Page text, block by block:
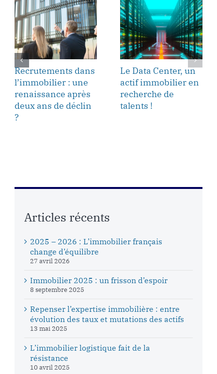
Recrutements dans
l’immobilier : une
renaissance après
deux ans de déclin
?
Le Data Center, un
actif immobilier en
recherche de
talents !
Articles récents
2025 – 2026 : L’immobilier français
change d’équilibre
27 avril 2026
Immobilier 2025 : un frisson d’espoir
8 septembre 2025
Repenser l’expertise immobilière : entre
évolution des taux et mutations des actifs
13 mai 2025
L’immobilier logistique fait de la
résistance
10 avril 2025